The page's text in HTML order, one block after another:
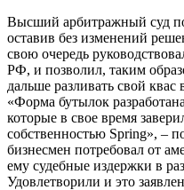
Высший арбитражный суд
оставив без изменений
свою очередь
РФ, и позволил, таким
дальше разливать свой
«Форма бутылок
которые в свое время
собственностью Spring», –
бизнесмен потребовал от
ему судебные издержки в
Удовлетворили и это